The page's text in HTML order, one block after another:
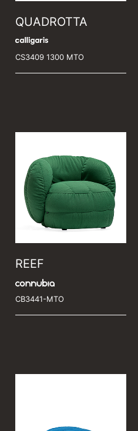
QUADROTTA
CS3409 1300 MTO
REEF
CB3441-MTO